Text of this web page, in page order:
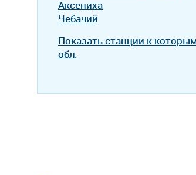
Аксениха
Чебачий
Показать станции к
обл.